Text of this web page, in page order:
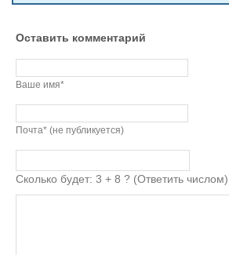
Оставить комментарий
Ваше имя*
Почта* (не публикуется)
Сколько будет: 3 + 8 ? (Ответить числом)